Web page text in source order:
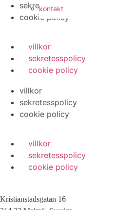
kontakt
sekretesspolicy
cookie policy
villkor
sekretesspolicy
cookie policy
villkor
sekretesspolicy
cookie policy
villkor
sekretesspolicy
cookie policy
Kristianstadsgatan 16